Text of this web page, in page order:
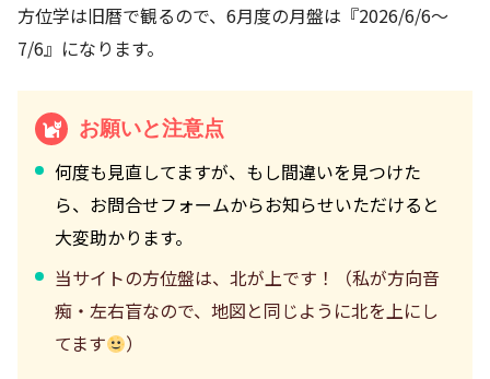
方位学は旧暦で観るので、6月度の月盤は『2026/6/6～
7/6』になります。
お願いと注意点
何度も見直してますが、もし間違いを見つけた
ら、お問合せフォームからお知らせいただけると
大変助かります。
当サイトの方位盤は、北が上です！（私が方向音
痴・左右盲なので、地図と同じように北を上にし
てます
）